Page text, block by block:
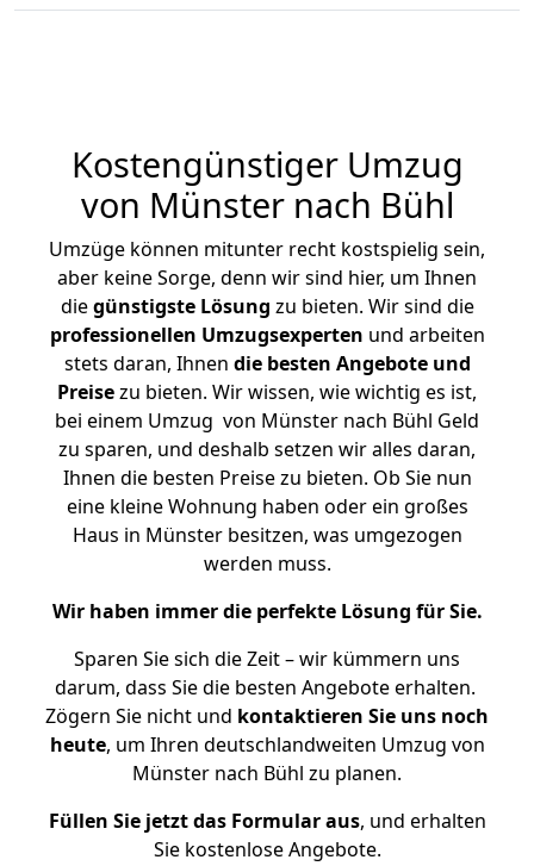
Kostengünstiger Umzug
von Münster nach Bühl
Umzüge können mitunter recht kostspielig sein,
aber keine Sorge, denn wir sind hier, um Ihnen
diegünstigste Lösung zu bieten. Wir sind die
professionellen Umzugsexperten und arbeiten
stets daran, Ihnen die besten Angebote und
Preisezu bieten. Wir wissen, wie wichtig es ist,
bei einem Umzug von Münster nach Bühl Geld
zu sparen, und deshalb setzen wir alles daran,
Ihnen die besten Preise zu bieten. Ob Sie nun
eine kleine Wohnung haben oder ein großes
Haus in Münster besitzen, was umgezogen
werden muss.
Wir haben immer die perfekte Lösung für Sie.
Sparen Sie sich die Zeit – wir kümmern uns
darum, dass Sie die besten Angebote erhalten.
Zögern Sie nicht und kontaktieren Sie uns noch
heute, um Ihren deutschlandweiten Umzug von
Münster nach Bühl zu planen.
Füllen Sie jetzt das Formular aus, und erhalten
Sie kostenlose Angebote.